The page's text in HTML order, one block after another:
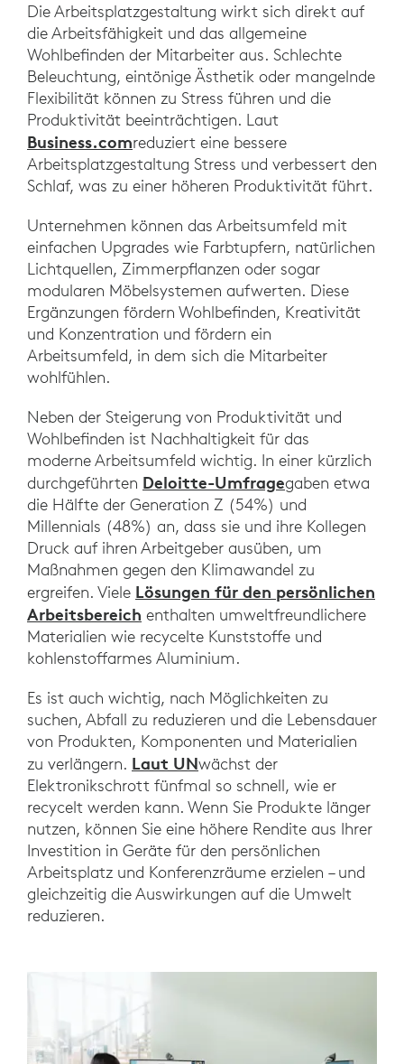
Die Arbeitsplatzgestaltung wirkt sich direkt auf
die Arbeitsfähigkeit und das allgemeine
Wohlbefinden der Mitarbeiter aus. Schlechte
Beleuchtung, eintönige Ästhetik oder mangelnde
Flexibilität können zu Stress führen und die
Produktivität beeinträchtigen. Laut
Business.comreduziert eine bessere
Arbeitsplatzgestaltung Stress und verbessert den
Schlaf, was zu einer höheren Produktivität führt.
Unternehmen können das Arbeitsumfeld mit
einfachen Upgrades wie Farbtupfern, natürlichen
Lichtquellen, Zimmerpflanzen oder sogar
modularen Möbelsystemen aufwerten. Diese
Ergänzungen fördern Wohlbefinden, Kreativität
und Konzentration und fördern ein
Arbeitsumfeld, in dem sich die Mitarbeiter
wohlfühlen.
Neben der Steigerung von Produktivität und
Wohlbefinden ist Nachhaltigkeit für das
moderne Arbeitsumfeld wichtig. In einer kürzlich
durchgeführten Deloitte-Umfragegaben etwa
die Hälfte der Generation Z (54%) und
Millennials (48%) an, dass sie und ihre Kollegen
Druck auf ihren Arbeitgeber ausüben, um
Maßnahmen gegen den Klimawandel zu
ergreifen. Viele Lösungen für den persönlichen
Arbeitsbereich enthalten umweltfreundlichere
Materialien wie recycelte Kunststoffe und
kohlenstoffarmes Aluminium.
Es ist auch wichtig, nach Möglichkeiten zu
suchen, Abfall zu reduzieren und die Lebensdauer
von Produkten, Komponenten und Materialien
zu verlängern. Laut UNwächst der
Elektronikschrott fünfmal so schnell, wie er
recycelt werden kann. Wenn Sie Produkte länger
nutzen, können Sie eine höhere Rendite aus Ihrer
Investition in Geräte für den persönlichen
Arbeitsplatz und Konferenzräume erzielen – und
gleichzeitig die Auswirkungen auf die Umwelt
reduzieren.